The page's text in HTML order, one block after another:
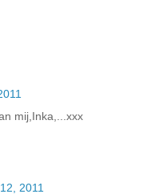
mij,Inka,...xxx
2011